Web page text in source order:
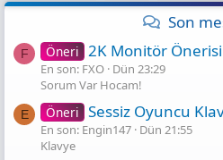
Son
F Öneri 2K Monitör Önerisi
En son: FXO Dün 23:29
Sorum Var Hocam!
E Öneri Sessiz Oyuncu
En son: Engin147 Dün 21:55
Klavye